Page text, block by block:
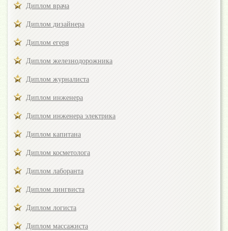
Диплом врача
Диплом дизайнера
Диплом егеря
Диплом железнодорожника
Диплом журналиста
Диплом инженера
Диплом инженера электрика
Диплом капитана
Диплом косметолога
Диплом лаборанта
Диплом лингвиста
Диплом логиста
Диплом массажиста